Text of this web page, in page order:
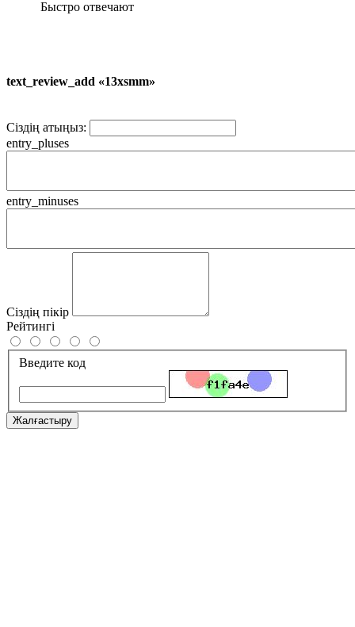
Быстро отвечают
text_review_add «13xsmm»
Сіздің атыңыз:
entry_pluses
entry_minuses
Сіздің пікір
Рейтингі
Введите код
Жалғастыру